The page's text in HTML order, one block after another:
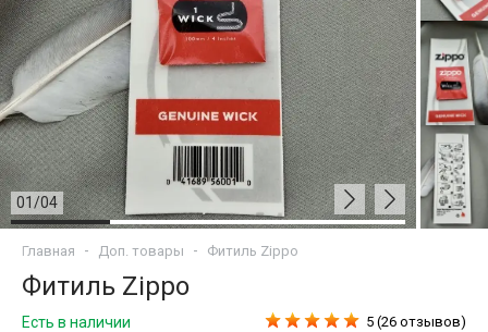
01 /04
Главная Доп. товары Фитиль Zippo
Фитиль Zippo
Есть в наличии 5 (26 отзывов)